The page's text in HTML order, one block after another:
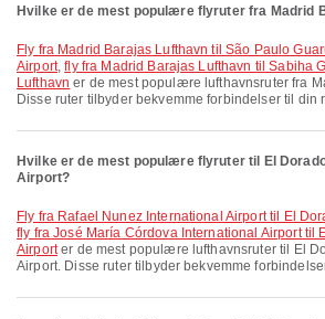
Hvilke er de mest populære flyruter fra Madrid
fly fra Madrid Barajas Lufthavn til São Paulo Guarulhos International
Airport,fly fra Madrid Barajas Lufthavn til Sabiha
Lufthavn er de mest populære lufthavnsruter fra
Disse ruter tilbyder bekvemme forbindelser til din
Hvilke er de mest populære flyruter til El
Airport?
fly fra Rafael Nunez International Airport til El
fly fra José María Córdova International Airport til
Airporter de mest populære lufthavnsruter til El
Airport. Disse ruter tilbyder bekvemme